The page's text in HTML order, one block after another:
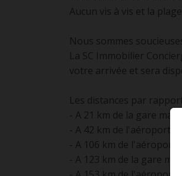
Aucun vis à vis et la
Nous sommes
La SC Immobilier
votre arrivée et sera
Les distances par
- A 21 km de la gare
- A 42 km de l'aéroport de
- A 106 km de l'aéroport
- A 123 km de la gare